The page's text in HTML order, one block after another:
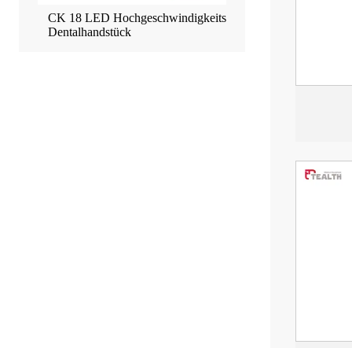
CK 18 LED Hochgeschwindigkeits-
Dentalhandstück
Tealth EM-3 Implantat-